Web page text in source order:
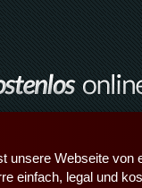
unsere Webseite von
einfach, legal und